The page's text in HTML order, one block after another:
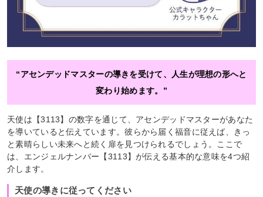
“アセンデッドマスターの導きを受けて、人生が理想の形へと
変わり始めます。”
天使は【3113】の数字を通じて、アセンデッドマスターがあなた
を導いていると伝えています。彼らから届く福音に従えば、きっ
と素晴らしい未来へと続く扉を見つけられるでしょう。ここで
は、エンジェルナンバー【3113】が伝える基本的な意味を4つ紹
介します。
天使の導きに従ってください